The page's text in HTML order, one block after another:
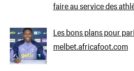
faire au service des
Les bons plans pour
melbet.africafoot.com